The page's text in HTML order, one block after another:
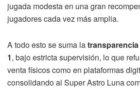
jugada modesta en una gran
jugadores cada vez más amplia.
A todo esto se suma la
1, bajo estricta supervisión, lo que
venta físicos como en plataformas
consolidando al Super Astro Luna